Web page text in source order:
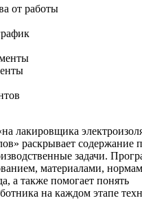
от работы
лакировщика
раскрывает содержание
задачи.
материалами,
а также помогает понять
на каждом этапе